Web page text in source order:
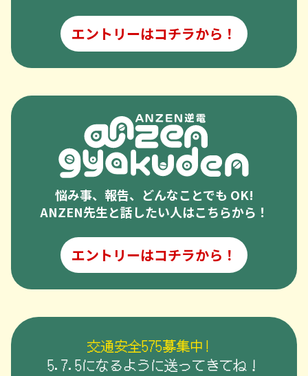
エントリーはコチラから！
悩み事、報告、どんなことでも OK!
ANZEN先生と話したい人はこちらから！
エントリーはコチラから！
交通安全575募集中!
5.7.5になるように送ってきてね！